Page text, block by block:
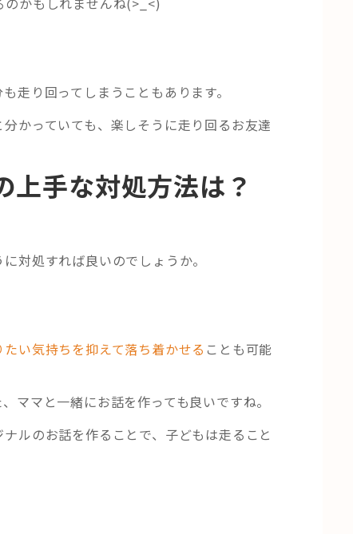
走り回ってしまうこともあります。
かっていても、楽しそうに走り回るお友達
手な対処方法は？
対処すれば良いのでしょうか。
い気持ちを抑えて落ち着かせる ことも可能
ママと一緒にお話を作っても良いですね。
ルのお話を作ることで、子どもは走ること